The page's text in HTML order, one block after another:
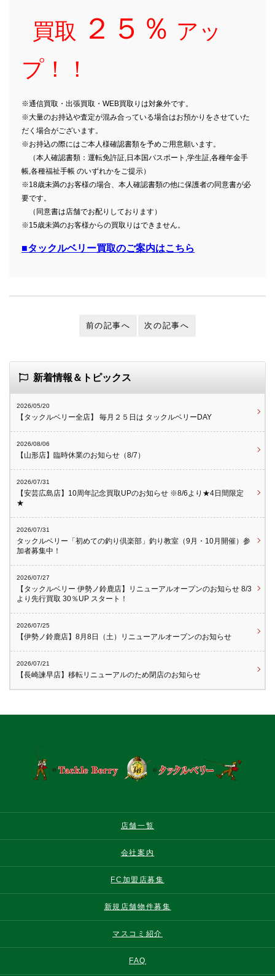
買取 ２５％ アッ
プ！！
※通信買取・出張買取・WEB買取りは対象外です。
※大量のお持込や査定が混み合っている場合はお預かりをさせていた
だく場合がございます。
※お持込の際にはご本人様確認書類を予めご用意願います。
（本人確認書類：運転免許証,日本国パスポート,学生証,各種年金手
帳,各種福祉手帳 のいずれかをご提示）
※18歳未満のお客様の場合、本人確認書類の他に保護者の同意書が必
要です。
（同意書は店舗でお配りしております）
※15歳未満のお客様からの買取りはできません。
■タックルベリー買取のご案内はこちら
前の記事へ 次の記事へ
新着情報＆トピックス
2026/05/20
【タックルベリー全店】 毎月２５日は タックルベリーDAY
2026/08/06
【山形店】臨時休業のお知らせ（8/7）
2026/07/31
【安芸広島店】10周年記念買取UPのお知らせ ※8/6より★4日間限定
★
2026/07/31
タックルベリー「初めての釣り倶楽部」釣り教室（9月・10月開催）参
加者募集中！
2026/07/27
【タックルベリー 伊勢ノ鈴鹿店】リニューアルオープンのお知らせ 8/3
より先行買取 30％UP スタート！
2026/07/25
【伊勢ノ鈴鹿店】8月8日（土）リニューアルオープンのお知らせ
2026/07/21
【長崎諫早店】移転リニューアルのため閉店のお知らせ
店舗一覧
会社案内
FC加盟店募集
新規店舗物件募集
マスコミ紹介
FAQ